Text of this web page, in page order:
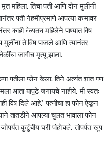
महिला, तिचा पती आणि दोन मुलींनी
पती नेहमीप्रमाणे आपल्या कामावर
काही वेळातच महिलेने पाण्यात विष
मुलींना ते विष पाजले आणि त्यानंतर
जागीच मृत्यू झाला.
पतीला फोन केला. तिने अत्यंत शांत पण
आता यापुढे जगायचे नाहीये, मी स्वतः
विष दिले आहे." पत्नीचा हा फोन ऐकून
तातडीने आपल्या चुलत भावाला फोन
कुटुंबीय घरी पोहोचले, तोपर्यंत खूप